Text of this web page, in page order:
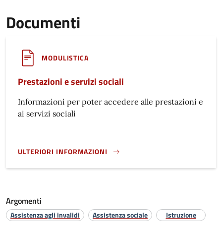
Documenti
MODULISTICA
Prestazioni e servizi sociali
Informazioni per poter accedere alle prestazioni e
ai servizi sociali
ULTERIORI INFORMAZIONI
PRESTAZIONI E SERVIZI SOCIALI}
Argomenti
Assistenza agli invalidi Assistenza sociale Istruzione